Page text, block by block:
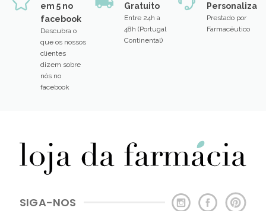
em 5 no
facebook
Descubra o
que os nossos
clientes
dizem sobre
nós no
facebook
Gratuito
Entre 24h a
48h (Portugal
Continental)
Prestado por
Farmacêutico
SIGA-NOS